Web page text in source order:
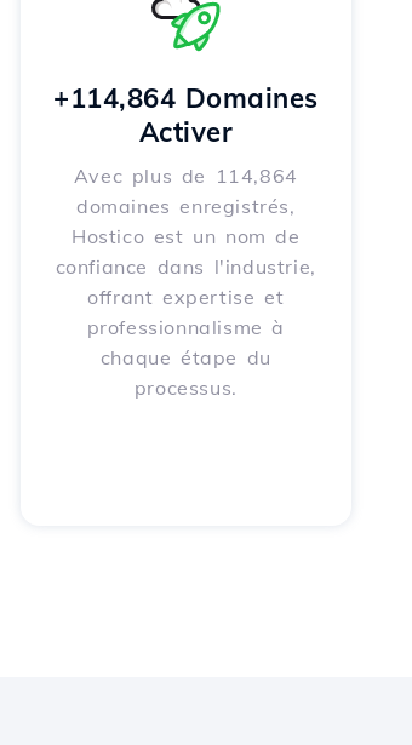
+114,864 Domaines
Activer
Avec plus de 114,864
domaines enregistrés,
Hostico est un nom de
confiance dans l'industrie,
offrant expertise et
professionnalisme à
chaque étape du
processus.